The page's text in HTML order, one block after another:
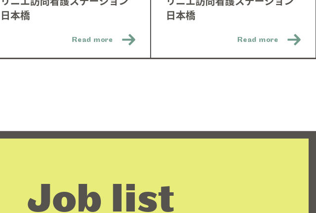
日本橋
Read more
日本橋
Read more
Job list